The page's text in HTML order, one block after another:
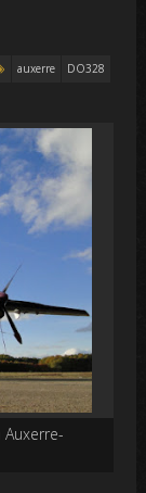
auxerre
DO328
Auxerre-